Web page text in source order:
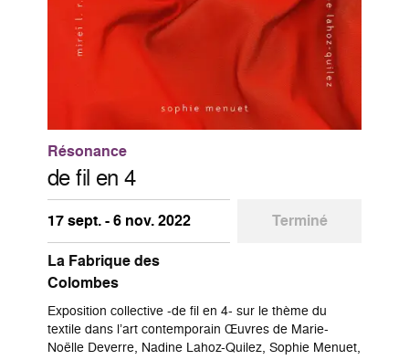
Résonance
de fil en 4
17 sept. - 6 nov. 2022
Terminé
La Fabrique des
Colombes
Exposition collective -de fil en 4- sur le thème du
textile dans l’art contemporain Œuvres de Marie-
Noëlle Deverre, Nadine Lahoz-Quilez, Sophie Menuet,